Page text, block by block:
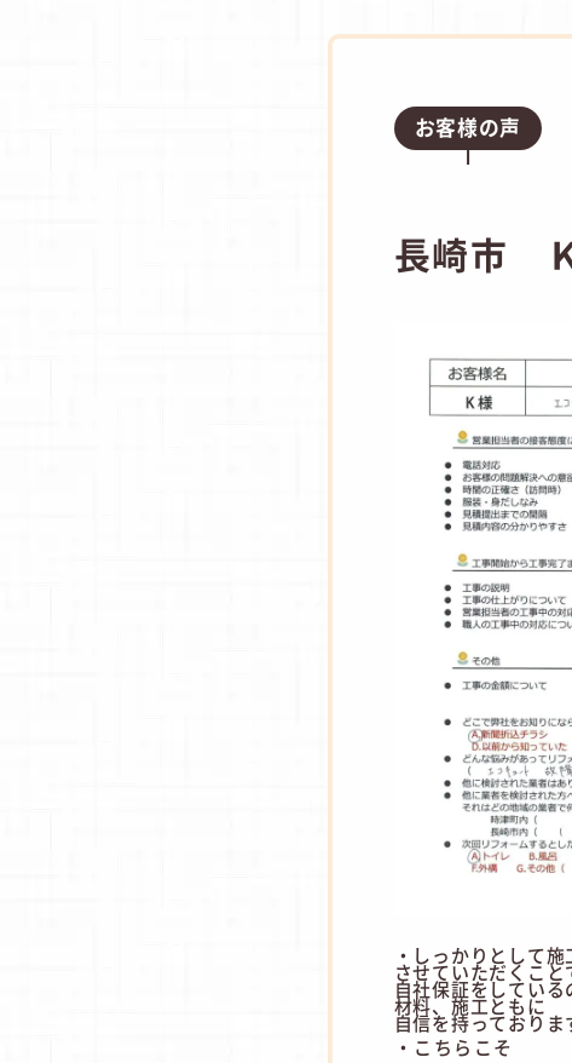
お客様の声
長崎市
・しっかりとして施
させていただくこと
自社保証をしている
材料、施工ともに
自信を持っておりま
・こちらこそ